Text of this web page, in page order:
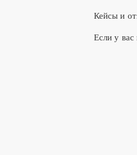
Кейсы и
Если у